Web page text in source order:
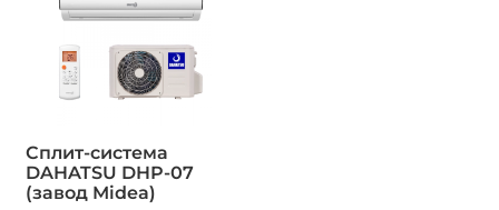
Сплит-система
DAHATSU DHP-07
(завод Midea)